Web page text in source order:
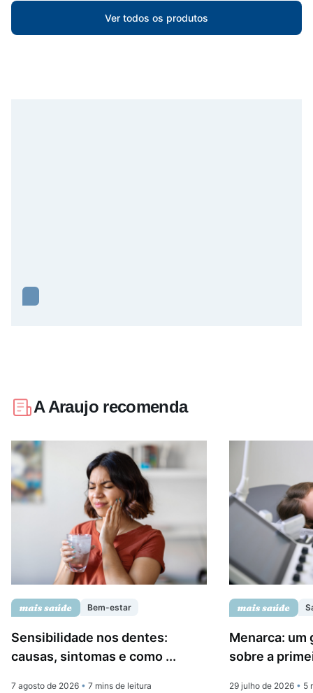
Ver todos os produtos
A Araujo recomenda
Bem-estar
Sensibilidade nos dentes:
causas, sintomas e como ...
7 agosto de 2026 • 7 mins de leitura
Menarca: um
sobre a
29 julho de 2026 • 5